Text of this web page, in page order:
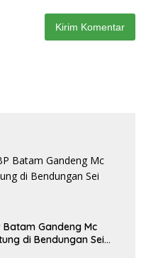
Batam Gandeng Mc
di Bendungan Sei